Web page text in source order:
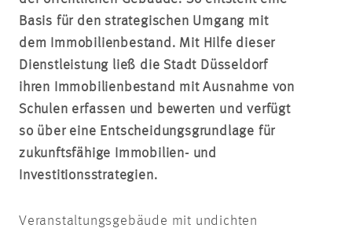
Basis für den strategischen Umgang mit
dem Immobilienbestand. Mit Hilfe dieser
Dienstleistung ließ die Stadt Düsseldorf
ihren Immobilienbestand mit Ausnahme von
Schulen erfassen und bewerten und verfügt
so über eine Entscheidungsgrundlage für
zukunftsfähige Immobilien- und
Investitionsstrategien.
Veranstaltungsgebäude mit undichten